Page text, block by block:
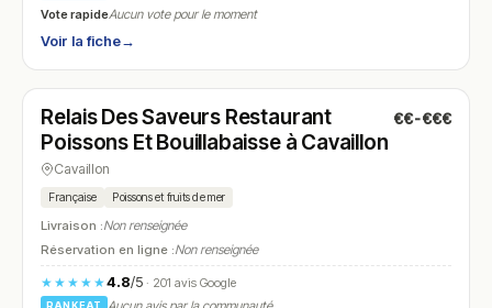
Vote rapideAucun vote pour le moment
Voir la fiche→
N° 10
Relais Des Saveurs Restaurant
Poissons Et Bouillabaisse à Cavaillon
€€-€€€
Cavaillon
Française Poissons et fruits de mer
Livraison :Non renseignée
Réservation en ligne :Non renseignée
★★★★★4.8/5· 201 avis Google
RANKEAT